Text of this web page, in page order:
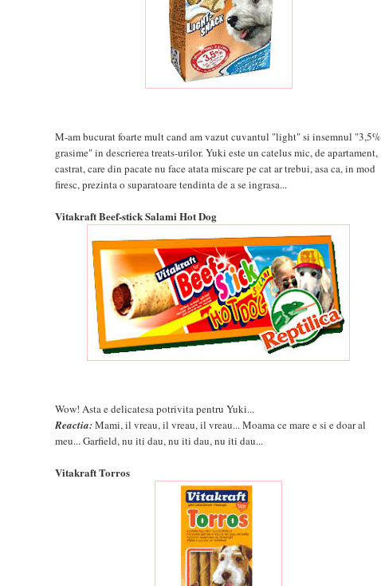
M-am bucurat foarte mult cand am vazut cuvantul "light" si insemnul "3,5%
grasime" in descrierea treats-urilor. Yuki este un catelus mic, de apartament,
castrat, care din pacate nu face atata miscare pe cat ar trebui, asa ca, in mod
firesc, prezinta o suparatoare tendinta de a se ingrasa...
Vitakraft Beef-stick Salami Hot Dog
Wow! Asta e delicatesa potrivita pentru Yuki...
Reactia:Mami, il vreau, il vreau, il vreau... Moama ce mare e si e doar al
meu... Garfield, nu iti dau, nu iti dau, nu iti dau...
Vitakraft Torros